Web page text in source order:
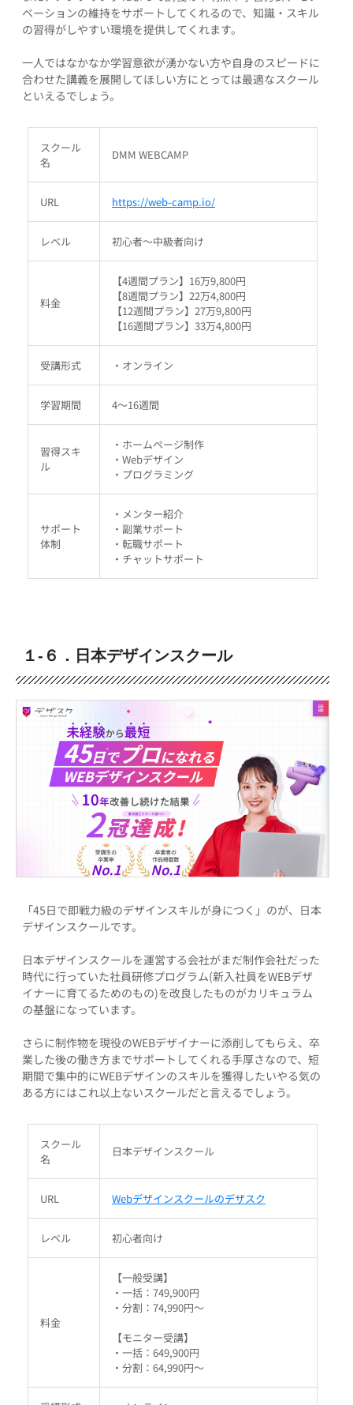
ベーションの維持をサポートしてくれるので、知識・スキル
の習得がしやすい環境を提供してくれます。
一人ではなかなか学習意欲が湧かない方や自身のスピードに
合わせた講義を展開してほしい方にとっては最適なスクール
といえるでしょう。
スクール
名
DMM WEBCAMP
URL https://web-camp.io/
レベル 初心者～中級者向け
料金
【4週間プラン】16万9,800円
【8週間プラン】22万4,800円
【12週間プラン】27万9,800円
【16週間プラン】33万4,800円
受講形式 ・オンライン
学習期間 4～16週間
習得スキ
ル
・ホームページ制作
・Webデザイン
・プログラミング
サポート
体制
・メンター紹介
・副業サポート
・転職サポート
・チャットサポート
１-６．日本デザインスクール
「45日で即戦力級のデザインスキルが身につく」のが、日本
デザインスクールです。
日本デザインスクールを運営する会社がまだ制作会社だった
時代に行っていた社員研修プログラム(新入社員をWEBデザ
イナーに育てるためのもの)を改良したものがカリキュラム
の基盤になっています。
さらに制作物を現役のWEBデザイナーに添削してもらえ、卒
業した後の働き方までサポートしてくれる手厚さなので、短
期間で集中的にWEBデザインのスキルを獲得したいやる気の
ある方にはこれ以上ないスクールだと言えるでしょう。
スクール
名
日本デザインスクール
URL Webデザインスクールのデザスク
レベル 初心者向け
料金
【一般受講】
・一括：749,900円
・分割：74,990円～
【モニター受講】
・一括：649,900円
・分割：64,990円～